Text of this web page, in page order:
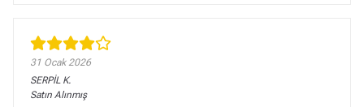
31 Ocak 2026
SERPİL K.
Satın Alınmış